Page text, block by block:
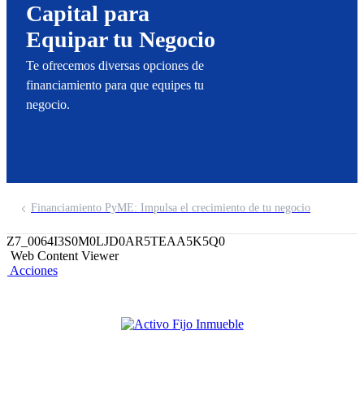
Capital para
Equipar tu Negocio
Te ofrecemos diversas opciones de
financiamiento para que equipes tu
negocio.
Financiamiento PyME: Impulsa el crecimiento de tu negocio
Z7_0064I3S0M0LJD0AR5TEAA5K5Q0
Web Content Viewer
Acciones